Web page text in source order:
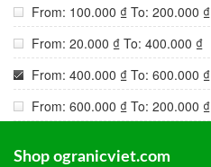
From: 100.000 ₫ To: 200.000 ₫
From: 20.000 ₫ To: 400.000 ₫
From: 400.000 ₫ To: 600.000 ₫
From: 600.000 ₫ To: 200.000 ₫
Shop ogranicviet.com